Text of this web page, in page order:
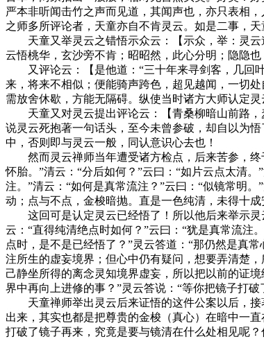
严本非听闻击竹之声而见道，其闻声也，亦只表相
之师多所评论者，天童亦自不肯灵云。如是二事，
天童又举灵云之错悟示众云：【示众，举：灵云
云悟桃华，玄沙旁不肯；昭昭然，此心分明；隐隐
又评论云：【是他道：“三十年来寻剑客，几回叶
来，将来不相似；便能骑声跨色，超见越闻，一切
需放舍休歇，方能无隔碍。纵使当时诸方大师认定
天童又对灵云提出评论云：【青桑柳暗山前路，
说灵云死抱著一句话头，至今未曾参破，却自以为
中，否则即与灵云一般，同认意识心去也！
然而灵云禅师当年遭受诸方检点，后来苦参，终
怀胎。”清云：“分后如何？”云曰：“如片云点太清
注。”清云：“如何是真常流注？”云曰：“似镜常明
动；点与不点，金梭暗抛。直是一色纯清，未得十
这回可是认定灵云已经悟了！所以他后来举示灵
云：“直得纯清绝点时如何？”云曰：“犹是真常流注
点时，是不是已经悟了？”灵云答道：“那仍然是真
注所生的虚妄境界；但心中仍有疑问，想要弄清楚
己静坐所得的离念灵知境界虚妄，所以把以前的证
界中再向上进修的事？”灵云答说：“等你把镜子打
天童禅师举出灵云后来证悟的这件公案以后，接
出来，其实也都是把尊贵的金梭（真心）在暗中一
打破了镜子再来，究竟是要与镜清在什么处相见呢